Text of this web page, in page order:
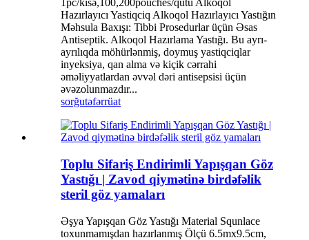
1pc/kisə,100,200pouches/qutu Alkoqol
Hazırlayıcı Yastiqciq Alkoqol Hazırlayıcı Yastığın
Məhsula Baxışı: Tibbi Prosedurlar üçün Əsas
Antiseptik. Alkoqol Hazırlama Yastığı. Bu ayrı-
ayrılıqda möhürlənmiş, doymuş yastiqciqlar
inyeksiya, qan alma və kiçik cərrahi
əməliyyatlardan əvvəl dəri antisepsisi üçün
əvəzolunmazdır...
sorğutəfərrüat
Toplu Sifariş Endirimli Yapışqan Göz
Yastığı | Zavod qiymətinə birdəfəlik
steril göz yamaları
Əşya Yapışqan Göz Yastığı Material Squnlace
toxunmamışdan hazırlanmış Ölçü 6.5mx9.5cm,